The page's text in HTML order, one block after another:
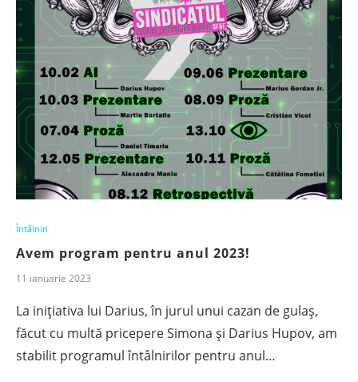
Întâlniri
Avem program pentru anul 2023!
11 ianuarie 2023
La inițiativa lui Darius, în jurul unui cazan de gulaș,
făcut cu multă pricepere Simona și Darius Hupov, am
stabilit programul întâlnirilor pentru anul…